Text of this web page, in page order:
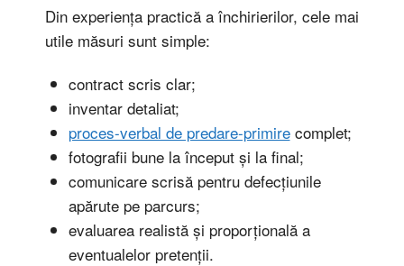
Din experiența practică a închirierilor, cele mai
utile măsuri sunt simple:
contract scris clar;
inventar detaliat;
proces-verbal de predare-primirecomplet;
fotografii bune la început și la final;
comunicare scrisă pentru defecțiunile
apărute pe parcurs;
evaluarea realistă și proporțională a
eventualelor pretenții.